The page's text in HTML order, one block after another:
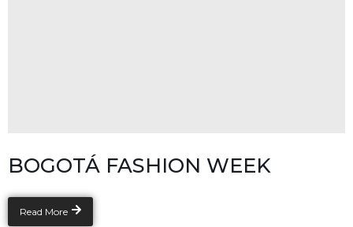
BOGOTÁ FASHION WEEK
Read More